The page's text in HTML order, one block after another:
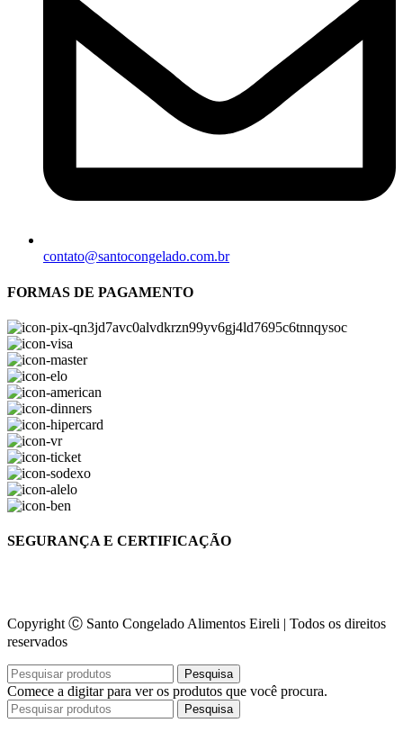
contato@santocongelado.com.br
FORMAS DE PAGAMENTO
SEGURANÇA E CERTIFICAÇÃO
Copyright Ⓒ Santo Congelado Alimentos Eireli | Todos os direitos
reservados
Pesquisa
Comece a digitar para ver os produtos que você procura.
Pesquisa